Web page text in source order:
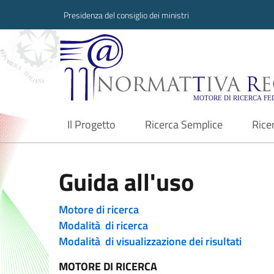
Presidenza del consiglio dei ministri
Normattiva
Il Progetto
current Ricerca Semplice
Guida all'uso
Motore di ricerca
Modalità di ricerca
Modalità di visualizzazione dei risultati
MOTORE DI RICERCA